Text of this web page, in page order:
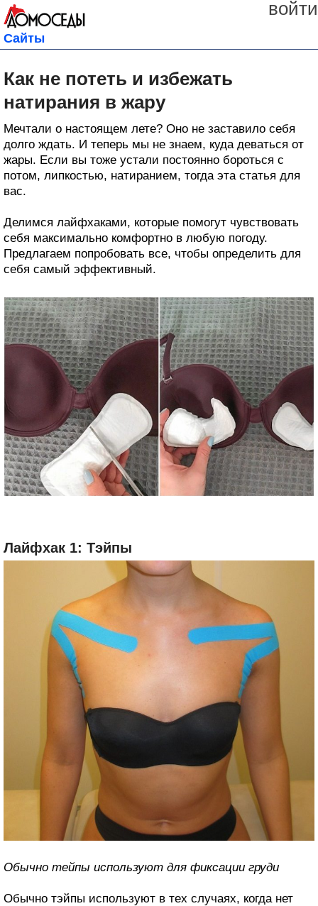
войти
Сайты
Как не потеть и избежать
натирания в жару
Мечтали о настоящем лете? Оно не заставило себя
долго ждать. И теперь мы не знаем, куда деваться от
жары. Если вы тоже устали постоянно бороться с
потом, липкостью, натиранием, тогда эта статья для
вас.
Делимся лайфхаками, которые помогут чувствовать
себя максимально комфортно в любую погоду.
Предлагаем попробовать все, чтобы определить для
себя самый эффективный.
Лайфхак 1: Тэйпы
Обычно тейпы используют для фиксации груди
Обычно тэйпы используют в тех случаях, когда нет